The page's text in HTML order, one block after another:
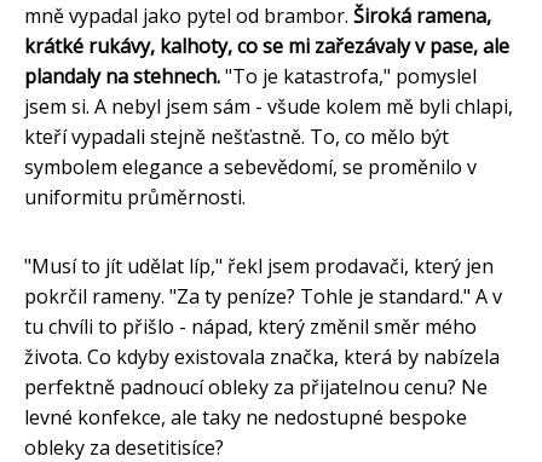
mně vypadal jako pytel od brambor. Široká ramena,
krátké rukávy, kalhoty, co se mi zařezávaly v pase, ale
plandaly na stehnech."To je katastrofa," pomyslel
jsem si. A nebyl jsem sám - všude kolem mě byli chlapi,
kteří vypadali stejně nešťastně. To, co mělo být
symbolem elegance a sebevědomí, se proměnilo v
uniformitu průměrnosti.
"Musí to jít udělat líp," řekl jsem prodavači, který jen
pokrčil rameny. "Za ty peníze? Tohle je standard." A v
tu chvíli to přišlo - nápad, který změnil směr mého
života. Co kdyby existovala značka, která by nabízela
perfektně padnoucí obleky za přijatelnou cenu? Ne
levné konfekce, ale taky ne nedostupné bespoke
obleky za desetitisíce?